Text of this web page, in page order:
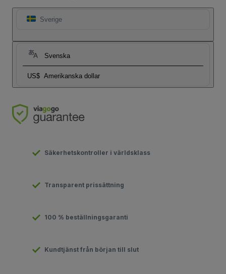
Sverige
Svenska
US$ Amerikanska dollar
Säkerhetskontroller i världsklass
Transparent prissättning
100 % beställningsgaranti
Kundtjänst från början till slut